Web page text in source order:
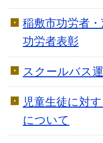
稲敷市功労者
功労者表彰
スクールバス
児童生徒に対
について